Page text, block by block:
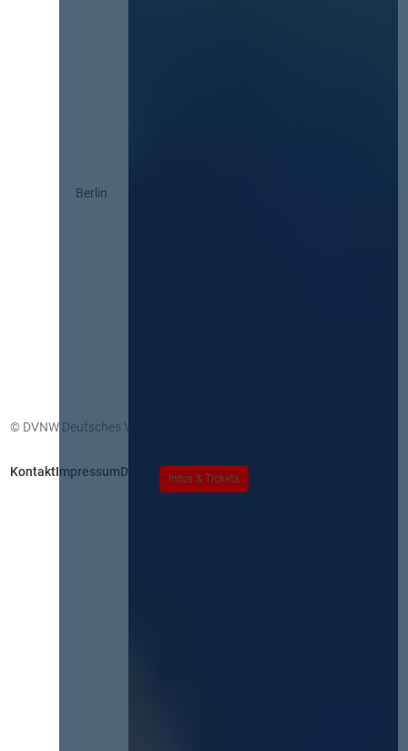
Infos & Tickets
Berlin
© DVNW Deutsches Vergabenetzwerk GmbH
KontaktImpressumDatenschutz